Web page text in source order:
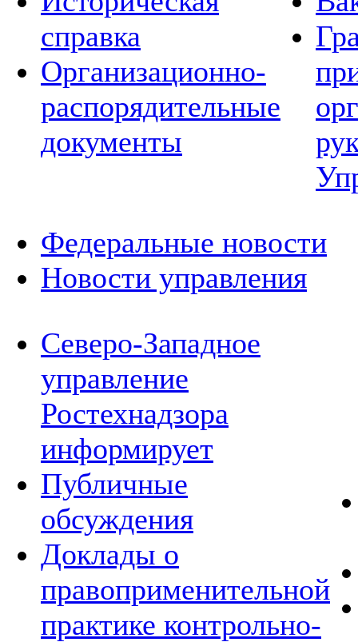
справка
Организационно-
распорядительные
документы
Федеральные новости
Новости управления
Северо-Западное
управление
Ростехнадзора
информирует
Публичные
обсуждения
Доклады о
правоприменительной
практике контрольно-